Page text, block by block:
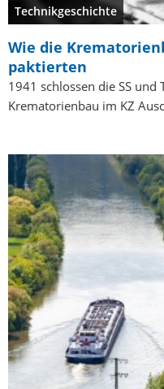
Technikgeschichte
Wie die
paktierten
1941 schlossen die SS und
Krematorienbau im KZ